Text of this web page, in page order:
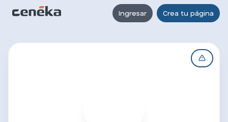
Ingresar Crea tu página